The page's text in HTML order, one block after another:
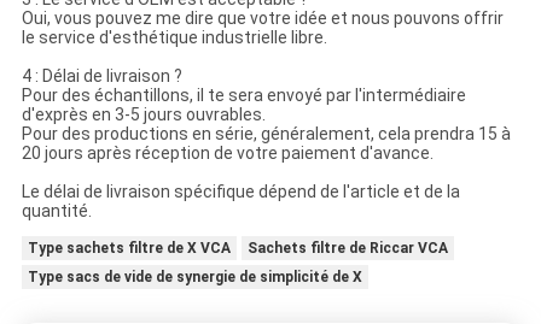
Oui, vous pouvez me dire que votre idée et nous pouvons offrir
le service d'esthétique industrielle libre.
4 : Délai de livraison ?
Pour des échantillons, il te sera envoyé par l'intermédiaire
d'exprès en 3-5 jours ouvrables.
Pour des productions en série, généralement, cela prendra 15 à
20 jours après réception de votre paiement d'avance.
Le délai de livraison spécifique dépend de l'article et de la
quantité.
Type sachets filtre de X VCA
Sachets filtre de Riccar VCA
Type sacs de vide de synergie de simplicité de X